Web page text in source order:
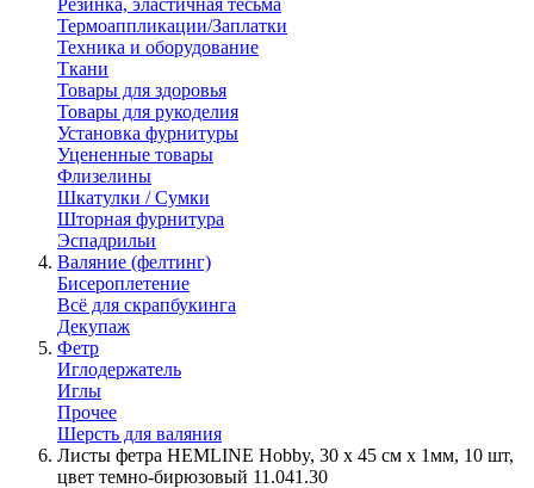
Резинка, эластичная тесьма
Термоаппликации/Заплатки
Техника и оборудование
Ткани
Товары для здоровья
Товары для рукоделия
Установка фурнитуры
Уцененные товары
Флизелины
Шкатулки / Сумки
Шторная фурнитура
Эспадрильи
Валяние (фелтинг)
Бисероплетение
Всё для скрапбукинга
Декупаж
Фетр
Иглодержатель
Иглы
Прочее
Шерсть для валяния
Листы фетра HEMLINE Hobby, 30 х 45 см х 1мм, 10 шт,
цвет темно-бирюзовый 11.041.30